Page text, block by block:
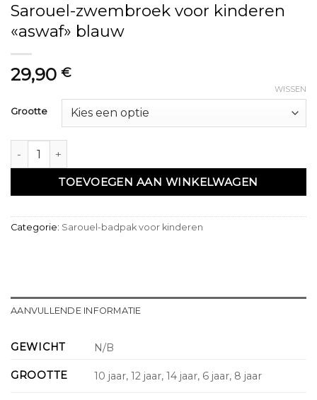
Sarouel-zwembroek voor kinderen
«aswaf» blauw
29,90 €
Grootte
WISSEN
Sarouel de bain enfant "aswaf " bleu aantal
TOEVOEGEN AAN WINKELWAGEN
Categorie: Sarouel-badpak voor kinderen
AANVULLENDE INFORMATIE
GEWICHT N/B
GROOTTE 10 jaar, 12 jaar, 14 jaar, 6 jaar, 8 jaar